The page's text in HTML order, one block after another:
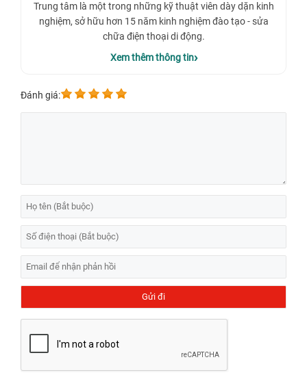
Trung tâm là một trong những kỹ thuật viên dày dặn kinh
nghiệm, sở hữu hơn 15 năm kinh nghiệm đào tạo - sửa
chữa điện thoại di động.
Xem thêm thông tin
Đánh giá: